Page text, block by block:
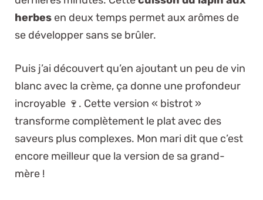
herbes en deux temps permet aux arômes de
se développer sans se brûler.
Puis j’ai découvert qu’en ajoutant un peu de vin
blanc avec la crème, ça donne une profondeur
incroyable 🍷. Cette version « bistrot »
transforme complètement le plat avec des
saveurs plus complexes. Mon mari dit que c’est
encore meilleur que la version de sa grand-
mère !